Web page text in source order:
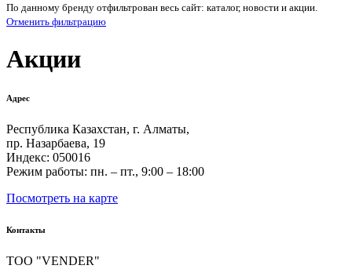
По данному бренду отфильтрован весь сайт: каталог, новости и акции.
Отменить фильтрацию
Акции
Адрес
Республика Казахстан, г. Алматы,
пр. Назарбаева, 19
Индекс: 050016
Режим работы: пн. – пт., 9:00 – 18:00
Посмотреть на карте
Контакты
ТОО "VENDER"